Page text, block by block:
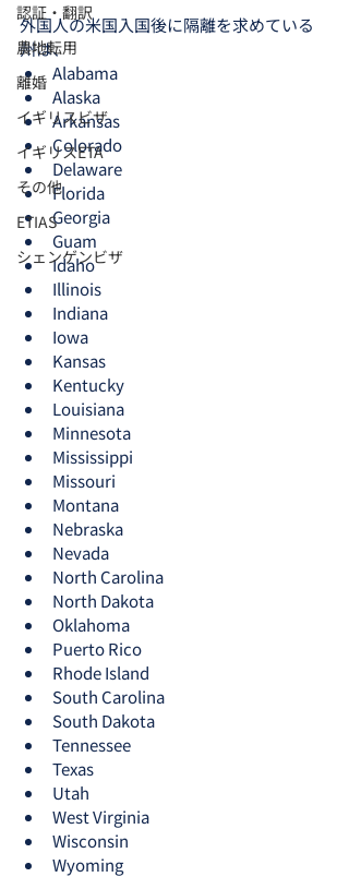
認証・翻訳
農地転用
離婚
イギリスビザ
イギリスETA
その他
ETIAS
シェンゲンビザ
外国人の米国入国後に隔離を求めている
州は、
Alabama
Alaska
Arkansas
Colorado
Delaware
Florida
Georgia
Guam
Idaho
Illinois
Indiana
Iowa
Kansas
Kentucky
Louisiana
Minnesota
Mississippi
Missouri
Montana
Nebraska
Nevada
North Carolina
North Dakota
Oklahoma
Puerto Rico
Rhode Island
South Carolina
South Dakota
Tennessee
Texas
Utah
West Virginia
Wisconsin
Wyoming